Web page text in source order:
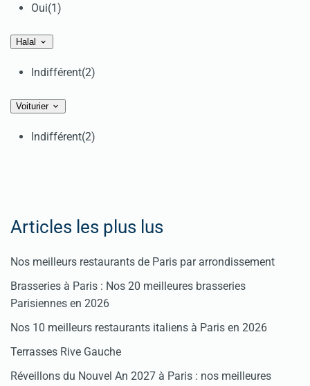
Oui(1)
Halal
Indifférent(2)
Voiturier
Indifférent(2)
Articles les plus lus
Nos meilleurs restaurants de Paris par arrondissement
Brasseries à Paris : Nos 20 meilleures brasseries
Parisiennes en 2026
Nos 10 meilleurs restaurants italiens à Paris en 2026
Terrasses Rive Gauche
Réveillons du Nouvel An 2027 à Paris : nos meilleures